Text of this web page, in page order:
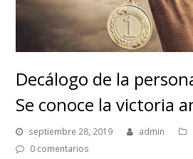
Decálogo de la
Se conoce la victoria
septiembre 28, 2019 admin
0 comentarios